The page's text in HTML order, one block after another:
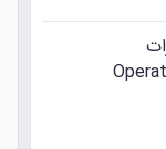
کانادا، برای
از مراجع